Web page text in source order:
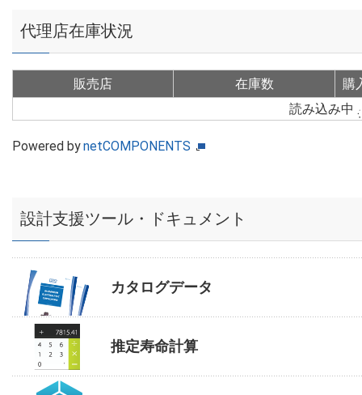
代理店在庫状況
販売店 在庫数
購
読み込み中
Powered bynetCOMPONENTS
設計支援ツール・ドキュメント
カタログデータ
推定寿命計算